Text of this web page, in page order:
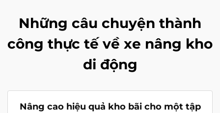
Những câu chuyện thành
công thực tế về xe nâng kho
di động
Nâng cao hiệu quả kho bãi cho một tập